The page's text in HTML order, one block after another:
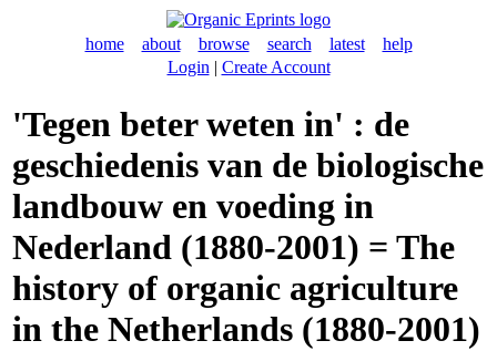
home about browse search latest
help
Login | Create Account
'Tegen beter weten in' : de
geschiedenis van de biologische
landbouw en voeding in
Nederland (1880-2001) = The
history of organic agriculture
in the Netherlands (1880-2001)